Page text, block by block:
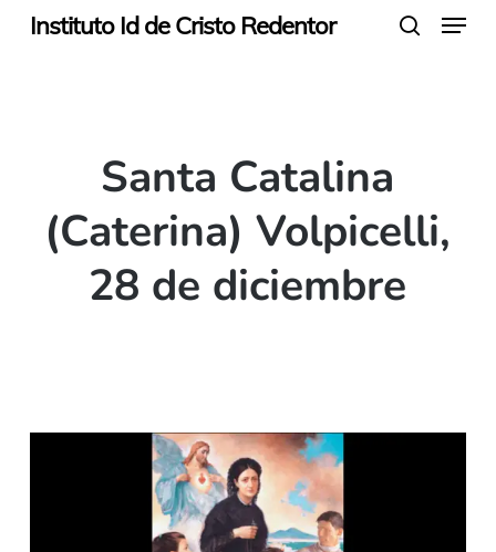
SkipInstituto Id de Cristo Redentor Menu
Santa Catalina
(Caterina) Volpicelli,
28 de diciembre